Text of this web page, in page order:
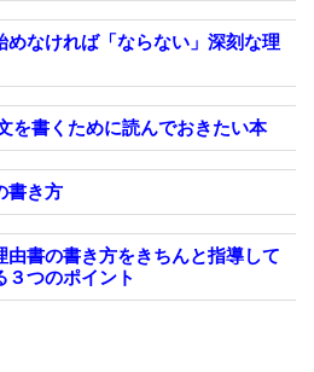
めなければ「ならない」深刻な理
を書くために読んでおきたい本
書き方
書の書き方をきちんと指導して
３つのポイント